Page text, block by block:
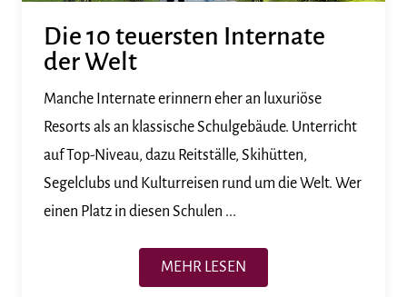
Die 10 teuersten Internate
der Welt
Manche Internate erinnern eher an luxuriöse
Resorts als an klassische Schulgebäude. Unterricht
auf Top-Niveau, dazu Reitställe, Skihütten,
Segelclubs und Kulturreisen rund um die Welt. Wer
einen Platz in diesen Schulen ...
MEHR LESEN